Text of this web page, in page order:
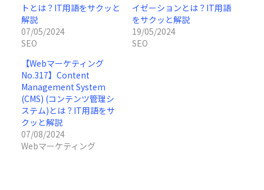
トとは？IT用語をサクッと
解説
07/05/2024
SEO
イゼーションとは？IT用語
をサクッと解説
19/05/2024
SEO
【Webマーケティング
No.317】Content
Management System
(CMS) (コンテンツ管理シ
ステム)とは？IT用語をサ
クッと解説
07/08/2024
Webマーケティング